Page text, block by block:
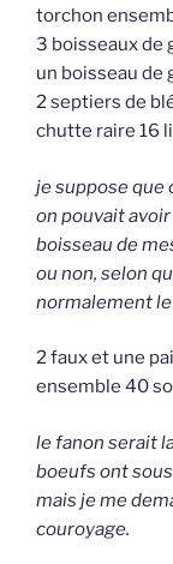
torchon
3 boisseaux de
un boisseau de
2 septiers de
chutte raire 16
je suppose que
on pouvait
boisseau de
ou non, selon
normalement
2 faux et une
ensemble 40
le fanon serait
boeufs ont
mais je me
couroyage.